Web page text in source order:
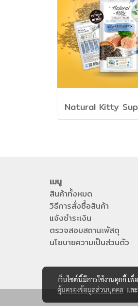
เมนู
สินค้าทั้งหมด
วิธีการสั่งซื้อสินค้า
แจ้งชำระเงิน
ตรวจสอบสถานะพัสดุ
นโยบายความเป็นส่วนตัว
เว็บไซต์นี้มีการใช้งานคุกกี้ เ
คุ้มครองข้อมูลส่วนบุคคล และ